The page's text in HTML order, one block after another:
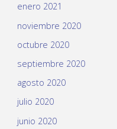
enero 2021
noviembre 2020
octubre 2020
septiembre 2020
agosto 2020
julio 2020
junio 2020